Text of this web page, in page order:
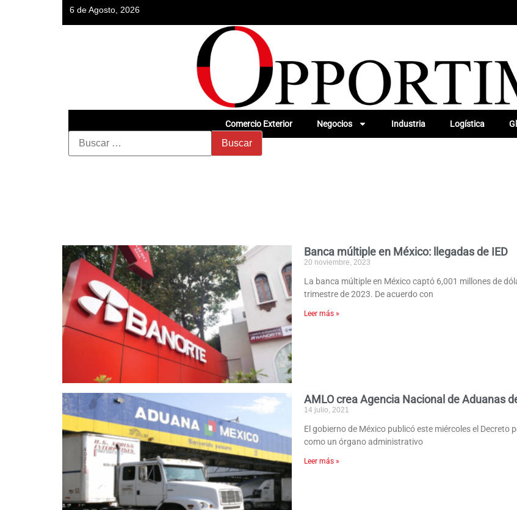
6 de Agosto, 2026
Comercio Exterior Negocios Industria Logística
Banca múltiple en México: llegadas de IED
20 noviembre, 2023
La banca múltiple en México captó 6,001 millones de
trimestre de 2023. De acuerdo con
Leer más »
AMLO crea Agencia Nacional de Aduanas
14 julio, 2021
El gobierno de México publicó este miércoles el Decreto
como un órgano administrativo
Leer más »